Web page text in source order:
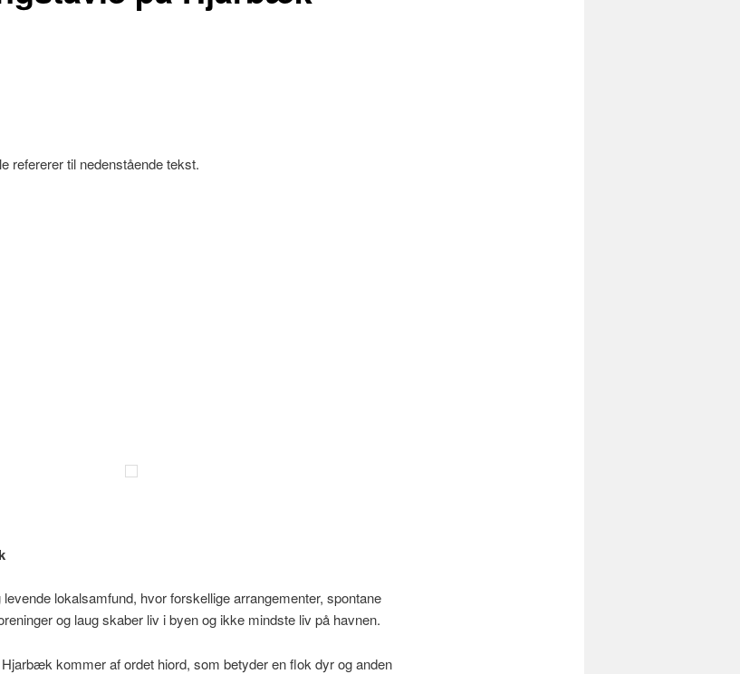
refererer til nedenstående tekst.
lokalsamfund, hvor forskellige arrangementer, spontane
og laug skaber liv i byen og ikke mindste liv på havnen.
kommer af ordet hiord, som betyder en flok dyr og anden